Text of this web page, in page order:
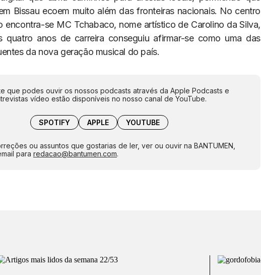
Bissau ecoem muito além das fronteiras nacionais. No centro
encontra-se MC Tchabaco, nome artístico de Carolino da Silva,
quatro anos de carreira conseguiu afirmar-se como uma das
da nova geração musical do país.
que podes ouvir os nossos podcasts através da Apple Podcasts e
vídeo estão disponíveis no nosso canal de YouTube.
SPOTIFY APPLE YOUTUBE
ou assuntos que gostarias de ler, ver ou ouvir na BANTUMEN,
para redacao@bantumen.com.